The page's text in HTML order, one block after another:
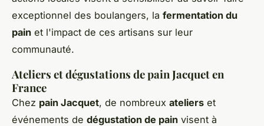
exceptionnel des boulangers, la fermentation du
pain et l'impact de ces artisans sur leur
communauté.
Ateliers et dégustations de pain Jacquet en
France
Chez pain Jacquet, de nombreux ateliers et
événements de dégustation de pain visent à